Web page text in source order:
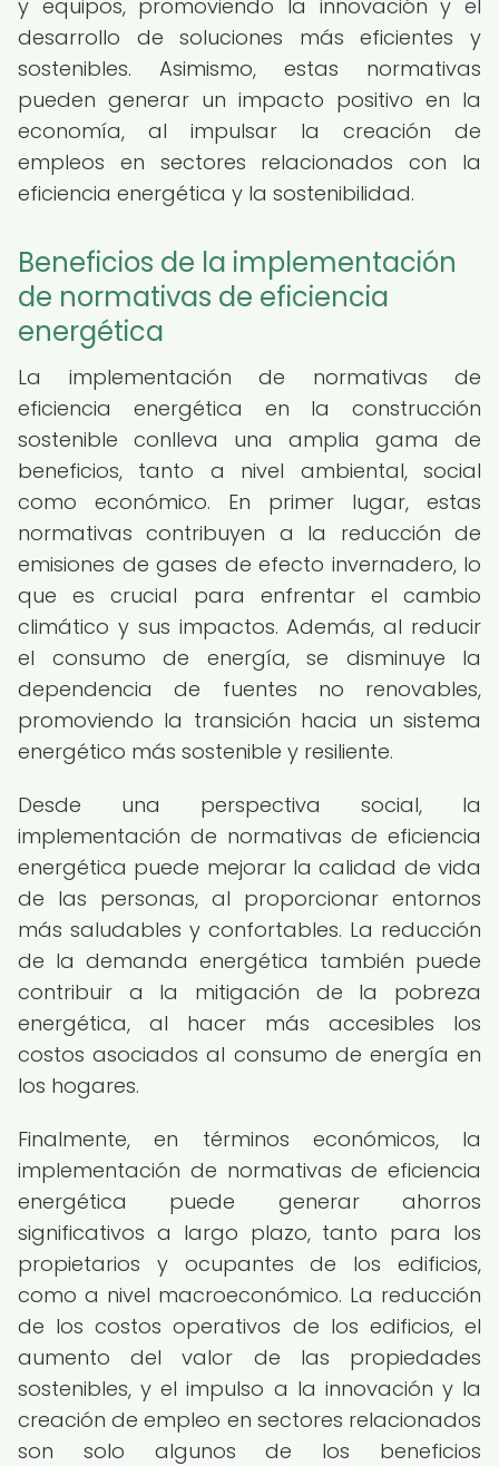
y equipos, promoviendo la innovación y el
desarrollo de soluciones más eficientes y
sostenibles. Asimismo, estas normativas
pueden generar un impacto positivo en la
economía, al impulsar la creación de
empleos en sectores relacionados con la
eficiencia energética y la sostenibilidad.
Beneficios de la implementación
de normativas de eficiencia
energética
La implementación de normativas de
eficiencia energética en la construcción
sostenible conlleva una amplia gama de
beneficios, tanto a nivel ambiental, social
como económico. En primer lugar, estas
normativas contribuyen a la reducción de
emisiones de gases de efecto invernadero, lo
que es crucial para enfrentar el cambio
climático y sus impactos. Además, al reducir
el consumo de energía, se disminuye la
dependencia de fuentes no renovables,
promoviendo la transición hacia un sistema
energético más sostenible y resiliente.
Desde una perspectiva social, la
implementación de normativas de eficiencia
energética puede mejorar la calidad de vida
de las personas, al proporcionar entornos
más saludables y confortables. La reducción
de la demanda energética también puede
contribuir a la mitigación de la pobreza
energética, al hacer más accesibles los
costos asociados al consumo de energía en
los hogares.
Finalmente, en términos económicos, la
implementación de normativas de eficiencia
energética puede generar ahorros
significativos a largo plazo, tanto para los
propietarios y ocupantes de los edificios,
como a nivel macroeconómico. La reducción
de los costos operativos de los edificios, el
aumento del valor de las propiedades
sostenibles, y el impulso a la innovación y la
creación de empleo en sectores relacionados
son solo algunos de los beneficios